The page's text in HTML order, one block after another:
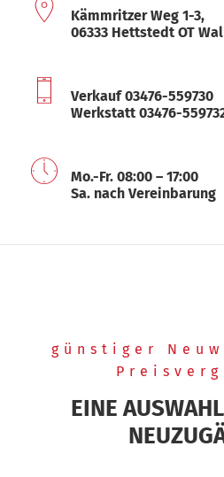
Kämmritzer Weg 1-3,
06333 Hettstedt OT
Verkauf 03476-559730
Werkstatt 03476-
Mo.-Fr. 08:00 – 17:00
Sa. nach Vereinbarung
günstiger
EINE